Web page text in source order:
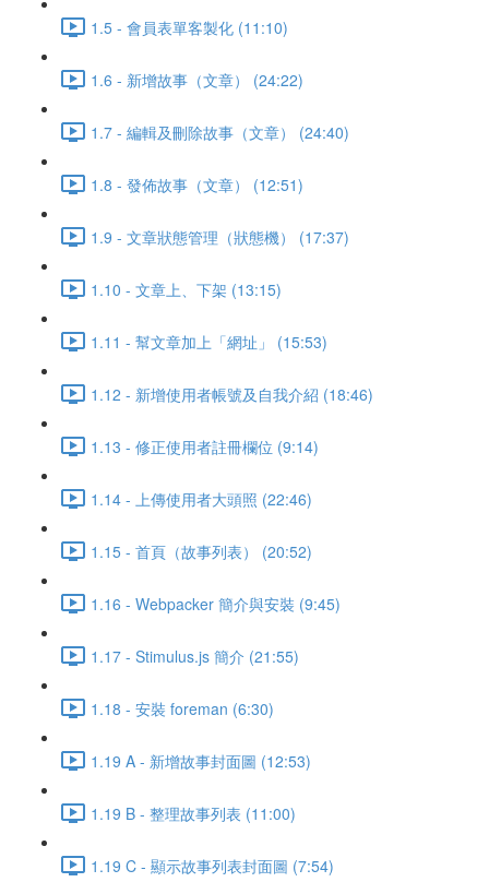
1.5 - 會員表單客製化 (11:10)
1.6 - 新增故事（文章） (24:22)
1.7 - 編輯及刪除故事（文章） (24:40)
1.8 - 發佈故事（文章） (12:51)
1.9 - 文章狀態管理（狀態機） (17:37)
1.10 - 文章上、下架 (13:15)
1.11 - 幫文章加上「網址」 (15:53)
1.12 - 新增使用者帳號及自我介紹 (18:46)
1.13 - 修正使用者註冊欄位 (9:14)
1.14 - 上傳使用者大頭照 (22:46)
1.15 - 首頁（故事列表） (20:52)
1.16 - Webpacker 簡介與安裝 (9:45)
1.17 - Stimulus.js 簡介 (21:55)
1.18 - 安裝 foreman (6:30)
1.19 A - 新增故事封面圖 (12:53)
1.19 B - 整理故事列表 (11:00)
1.19 C - 顯示故事列表封面圖 (7:54)